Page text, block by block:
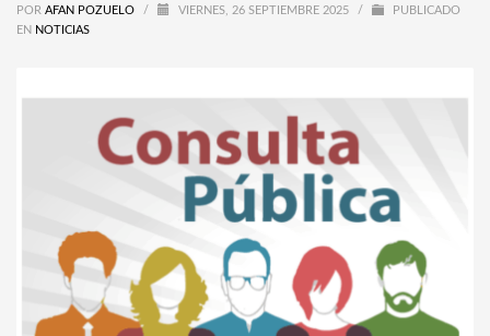
POR AFAN POZUELO / VIERNES, 26 SEPTIEMBRE 2025 /
PUBLICADO
EN NOTICIAS